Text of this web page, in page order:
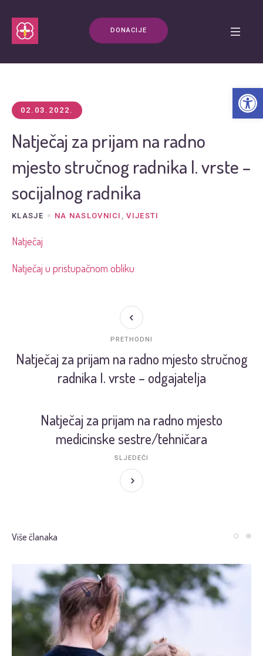
DONACIJE
02.03.2022.
Natječaj za prijam na radno
mjesto stručnog radnika I. vrste –
socijalnog radnika
KLASJE NA NASLOVNICI ,VIJESTI
Natječaj
Natječaj u pristupačnom obliku
Natječaj za prijam na radno mjesto stručnog
radnika I. vrste – odgajatelja
PRETHODNI
Natječaj za prijam na radno mjesto
medicinske sestre/tehničara
SLJEDEĆI
Više članaka